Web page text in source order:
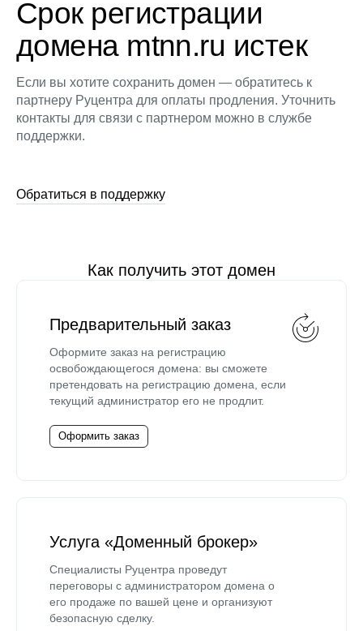
Срок регистрации
домена mtnn.ru истек
Если вы хотите сохранить домен — обратитесь к
партнеру Руцентра для оплаты продления. Уточнить
контакты для связи с партнером можно в службе
поддержки.
Обратиться в поддержку
Как получить этот домен
Предварительный заказ
Оформите заказ на регистрацию
освобождающегося домена: вы сможете
претендовать на регистрацию домена, если
текущий администратор его не продлит.
Оформить заказ
Услуга «Доменный брокер»
Специалисты Руцентра проведут
переговоры с администратором домена о
его продаже по вашей цене и организуют
безопасную сделку.